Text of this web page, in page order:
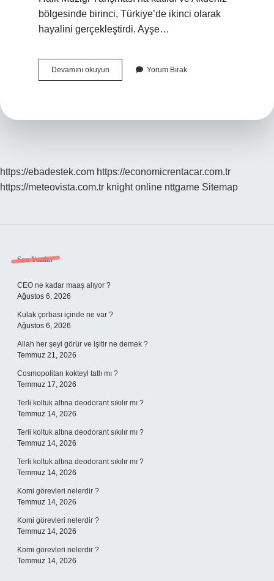
bölgesinde birinci, Türkiye’de ikinci olarak
hayalini gerçekleştirdi. Ayşe…
Devamını okuyun Ankarali
Ayse
Yorum Bırak
https://ebadestek.com https://economicrentacar.com.tr
https://meteovista.com.tr knight online nttgame Sitemap
Sidebar
Son Yazılar
CEO ne kadar maaş alıyor ?
Ağustos 6, 2026
Kulak çorbası içinde ne var ?
Ağustos 6, 2026
Allah her şeyi görür ve işitir ne demek ?
Temmuz 21, 2026
Cosmopolitan kokteyl tatlı mı ?
Temmuz 17, 2026
Terli koltuk altına deodorant sıkılır mı ?
Temmuz 14, 2026
Terli koltuk altına deodorant sıkılır mı ?
Temmuz 14, 2026
Terli koltuk altına deodorant sıkılır mı ?
Temmuz 14, 2026
Komi görevleri nelerdir ?
Temmuz 14, 2026
Komi görevleri nelerdir ?
Temmuz 14, 2026
Komi görevleri nelerdir ?
Temmuz 14, 2026